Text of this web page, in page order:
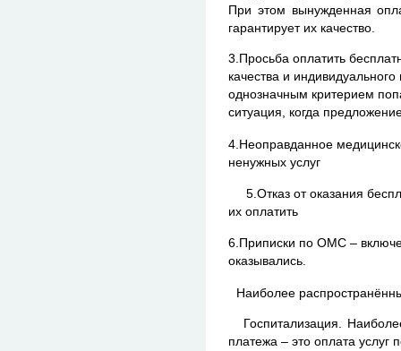
При этом вынужденная
гарантирует их качество.
3.Просьба оплатить
качества и
однозначным критерием
ситуация, когда
4.Неоправданное
ненужных услуг
5.Отказ от оказания
их оплатить
6.Приписки по ОМС –
оказывались.
Наиболее
Госпитализация.
платежа – это оплата услуг